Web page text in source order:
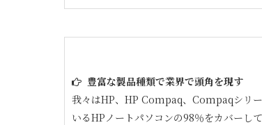
豊富な製品種類で業界で頭角を現す
我々はHP、HP Compaq、Compaqシリー
いるHPノートパソコンの98％をカバーし